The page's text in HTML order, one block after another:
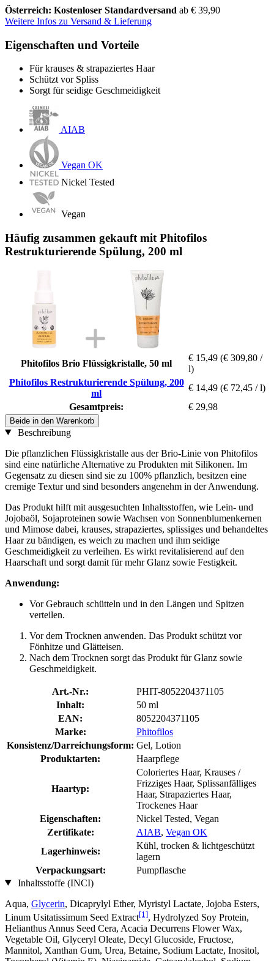
Österreich: Kostenloser Standardversand ab € 39,90
Weitere Infos zu Versand & Lieferung
Eigenschaften und Vorteile
Für krauses & strapaziertes Haar
Schützt vor Spliss
Sorgt für seidige Geschmeidigkeit
AIAB
Vegan OK
Nickel Tested
Vegan
Häufig zusammen gekauft mit Phitofilos
Restrukturierende Spülung, 200 ml
Phitofilos Brio Flüssigkristalle, 50 ml
€ 15,49 (€ 309,80 /
l)
Phitofilos Restrukturierende Spülung, 200
ml
€ 14,49 (€ 72,45 / l)
Gesamtpreis:
€ 29,98
Beide in den Warenkorb
Beschreibung
Die pflanzlichen Flüssigkristalle aus der Brio-Linie von Phitofilos
sind eine natürliche Alternative zu Produkten mit Silikonen. Im
Gegensatz zu diesen sind sie zu 100% pflanzlich, besitzen eine
cremige Textur und sind besonders angenehm in der Anwendung.
Das Produkt hilft mit ausgesuchten Inhaltsstoffen, wie Lein- und
Jojobaöl, Sojaproteinen sowie Wachsen von Sonnenblumenkernen
und Mimose dabei, krauses, strapaziertes, splissiges und behandeltes
Haar zu bändigen, es weich zu machen und ihm seidige
Geschmeidigkeit zu verleihen. Es wirkt revitalisierend auf den
Haarschaft und sorgt damit für mehr Glanz sowie Festigkeit.
Anwendung:
Vor Gebrauch schütteln und in den Längen und Spitzen
verteilen.
Vor dem Trocknen anwenden. Das Produkt schützt vor
Fönhitze und Glätteisen.
Nach dem Trocknen sorgt das Produkt für Glanz sowie
Geschmeidigkeit.
Art.-Nr.:
PHIT-8052204371105
Inhalt:
50 ml
EAN:
8052204371105
Marke:
Phitofilos
Konsistenz/Darreichungsform: Gel, Lotion
Produktarten:
Haarpflege
Haartyp:
Coloriertes Haar, Krauses /
Frizziges Haar, Splissanfälliges
Haar, Strapaziertes Haar,
Trockenes Haar
Eigenschaften:
Nickel Tested, Vegan
Zertifikate:
AIAB, Vegan OK
Lagerhinweis:
Kühl, trocken & lichtgeschützt
lagern
Verpackungsart:
Pumpflasche
Inhaltsstoffe (INCI)
Aqua, Glycerin, Dicaprylyl Ether, Myristyl Lactate, Jojoba Esters,
Linum Usitatissimum Seed Extract[1], Hydrolyzed Soy Protein,
Helianthus Annus Seed Cera, Acacia Decurrens Flower Wax,
Vegetable Oil, Glyceryl Oleate, Decyl Glucoside, Fructose,
Mannitol, Xanthan Gum, Urea, Betaine, Sodium Lactate, Inositol,